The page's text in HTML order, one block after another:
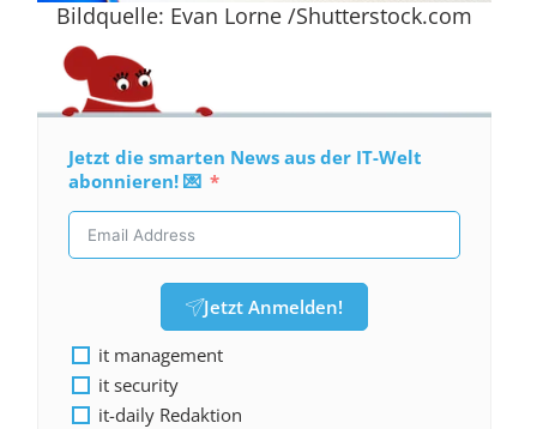
Bildquelle: Evan Lorne /Shutterstock.com
Jetzt die smarten News aus der IT-Welt
abonnieren! 💌
Jetzt Anmelden!
it management
it security
it-daily Redaktion